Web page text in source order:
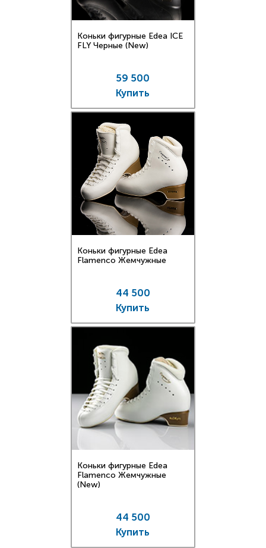
Коньки фигурные Edea ICE
FLY Черные (New)
59 500
Купить
Коньки фигурные Edea
Flamenco Жемчужные
44 500
Купить
Коньки фигурные Edea
Flamenco Жемчужные
(New)
44 500
Купить